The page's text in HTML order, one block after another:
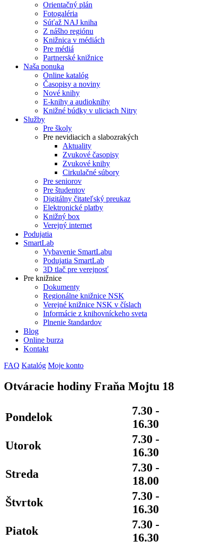
Orientačný plán
Fotogaléria
Súťaž NAJ kniha
Z nášho regiónu
Knižnica v médiách
Pre médiá
Partnerské knižnice
Naša ponuka
Online katalóg
Časopisy a noviny
Nové knihy
E-knihy a audioknihy
Knižné búdky v uliciach Nitry
Služby
Pre školy
Pre nevidiacich a slabozrakých
Aktuality
Zvukové časopisy
Zvukové knihy
Cirkulačné súbory
Pre seniorov
Pre študentov
Digitálny čitateľský preukaz
Elektronické platby
Knižný box
Verejný internet
Podujatia
SmartLab
Vybavenie SmartLabu
Podujatia SmartLab
3D tlač pre verejnosť
Pre knižnice
Dokumenty
Regionálne knižnice NSK
Verejné knižnice NSK v číslach
Informácie z knihovníckeho sveta
Plnenie štandardov
Blog
Online burza
Kontakt
FAQ Katalóg Moje konto
Otváracie hodiny Fraňa Mojtu 18
Pondelok
7.30 -
16.30
Utorok
7.30 -
16.30
Streda
7.30 -
18.00
Štvrtok
7.30 -
16.30
Piatok
7.30 -
16.30